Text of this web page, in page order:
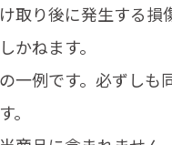
取り後に発生する
かねます。
一例です。必ずし
。